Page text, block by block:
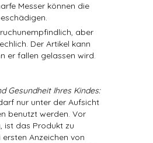
Messer können die
aber
Der Artikel kann
er fallen gelassen wird.
Gesundheit Ihres Kindes:
nur unter der Aufsicht
benutzt werden. Vor
ist das Produkt zu
ersten Anzeichen von